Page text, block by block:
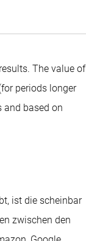
The value of
periods longer
and based on
ist die scheinbar
zwischen den